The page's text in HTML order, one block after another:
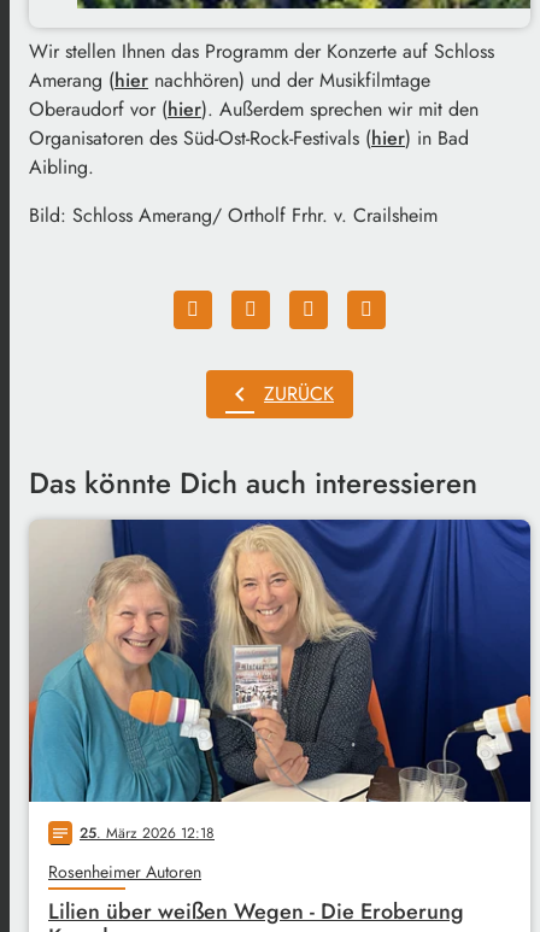
Wir stellen Ihnen das Programm der Konzerte auf Schloss
Amerang (hier nachhören) und der Musikfilmtage
Oberaudorf vor (hier). Außerdem sprechen wir mit den
Organisatoren des Süd-Ost-Rock-Festivals (hier) in Bad
Aibling.
Bild: Schloss Amerang/ Ortholf Frhr. v. Crailsheim
chevron_left ZURÜCK
Das könnte Dich auch interessieren
notes 25. März 2026 12:18
Rosenheimer Autoren
Lilien über weißen Wegen - Die Eroberung